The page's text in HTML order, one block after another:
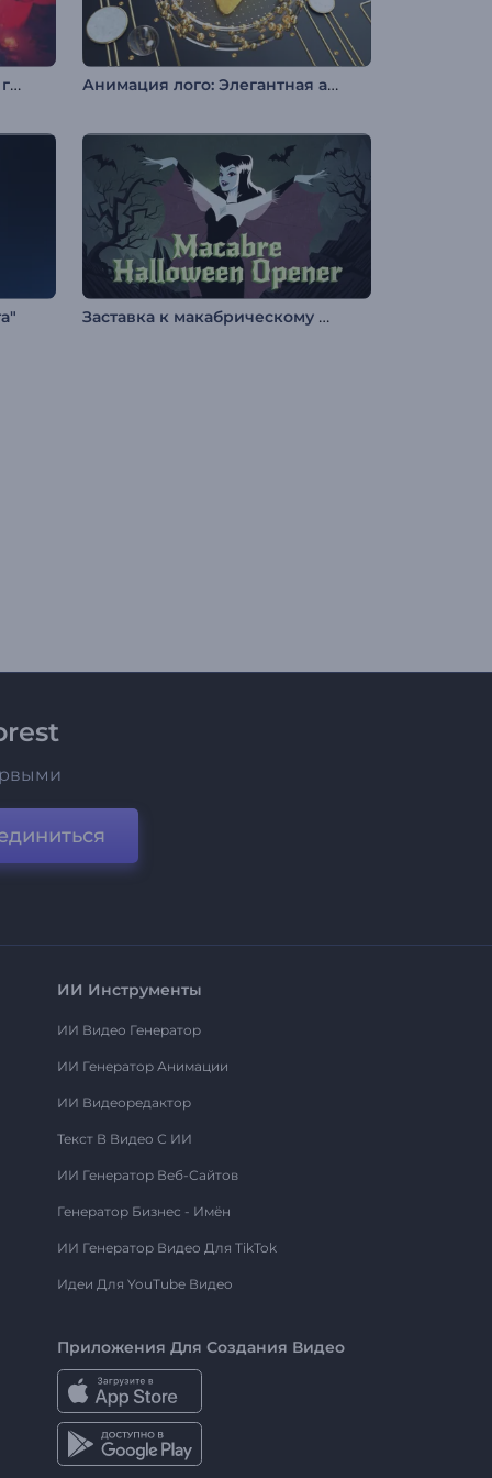
Заставка: Китайский Новый год Анимация лого: Элегантная абстракция
Заставка к макабрическому Хэллоуину
ИИ Инструменты
ИИ Видео Генератор
ИИ Генератор Анимации
ИИ Видеоредактор
Текст В Видео С ИИ
ИИ Генератор Веб-Сайтов
Генератор Бизнес - Имён
ИИ Генератор Видео Для TikTok
Идеи Для YouTube Видео
Приложения Для Создания Видео